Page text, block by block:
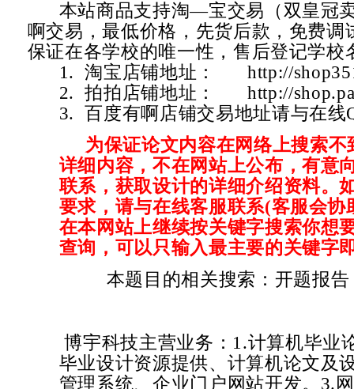
本站商品支持淘—宝交易（双皇冠
啊交易，最低价格，先货后款，免费调
保证在各学校的唯一性，售后登记学校
1. 淘宝店铺地址： http://
2. 拍拍店铺地址： http://
3. 百度有啊店铺交易地址请与在线
为保证论文内容在网络上搜索
详细内容，不在网站上公布，有意
联系，获取设计的详细介绍资料。
要求，请与在线客服联系(客服会
在本网站上继续按关键字搜索你想
查询，可以只输入最主要的关键字
本题目的相关搜索：开题报
博宇科技主营业务：1.计算机毕业
毕业设计资源提供、计算机论文及
管理系统、企业门户网站开发。3.